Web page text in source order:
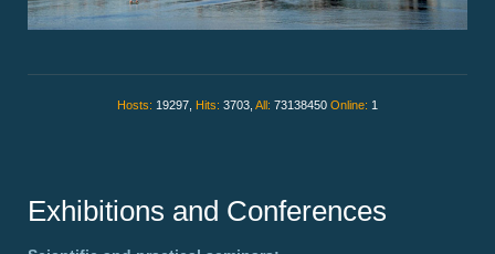
Hosts: 19297, Hits: 3703, All: 73138450 Online: 1
Exhibitions and Conferences